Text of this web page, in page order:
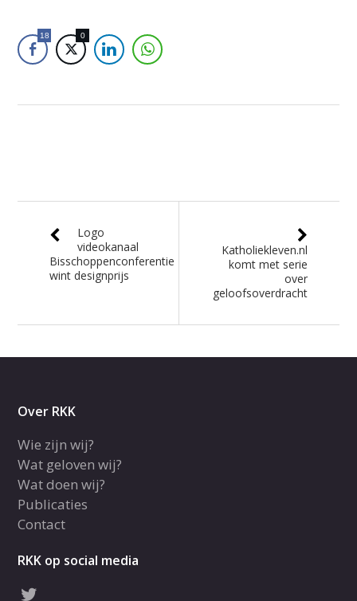
18 0
Logo
videokanaal
Bisschoppenconferentie
wint designprijs
Katholiekleven.nl
komt met serie
over
geloofsoverdracht
Over RKK
Wie zijn wij?
Wat geloven wij?
Wat doen wij?
Publicaties
Contact
RKK op social media